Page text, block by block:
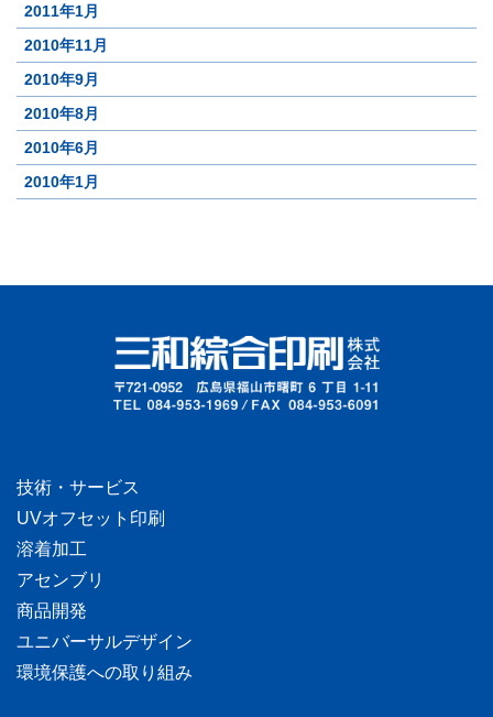
2011年1月
2010年11月
2010年9月
2010年8月
2010年6月
2010年1月
技術・サービス
UVオフセット印刷
溶着加工
アセンブリ
商品開発
ユニバーサルデザイン
環境保護への取り組み